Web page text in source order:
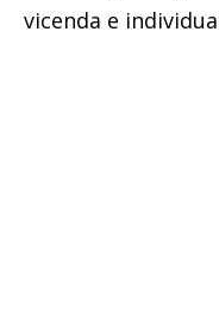
vicenda e